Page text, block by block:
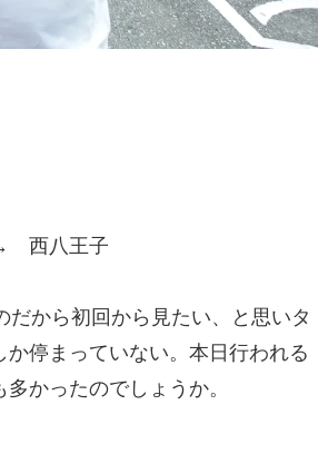
西八王子
から初回から見たい、と思いタ
停まっていない。本日行われる
かったのでしょうか。